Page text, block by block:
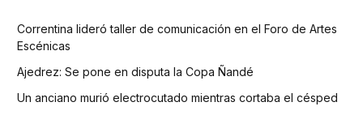
Correntina lideró taller de comunicación en el Foro de Artes
Escénicas
Ajedrez: Se pone en disputa la Copa Ñandé
Un anciano murió electrocutado mientras cortaba el césped